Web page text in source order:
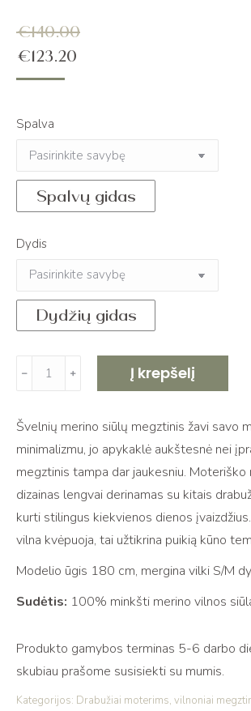
€140.00
€123.20
Spalva
Spalvų gidas
Dydis
Dydžių gidas
produkto
kiekis:
merino
vilnos
megztinis
VERONA
﹣ ﹢ Į krepšelį
Švelnių merino siūlų megztinis žavi savo
minimalizmu, jo apykaklė aukštesnė nei
megztinis tampa dar jaukesniu. Moteriško
dizainas lengvai derinamas su kitais
kurti stilingus kiekvienos dienos
vilna kvėpuoja, tai užtikrina puikią kūno
Modelio ūgis 180 cm, mergina vilki S/M
Sudėtis: 100% minkšti merino vilnos
Produkto gamybos terminas 5-6 darbo
skubiau prašome susisiekti su mumis.
Kategorijos: Drabužiai moterims, vilnoniai